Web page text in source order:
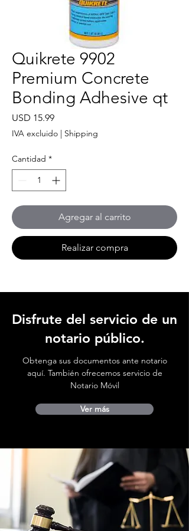
Quikrete 9902
Premium Concrete
Bonding Adhesive qt
USD 15.99Precio
IVA excluido | Shipping
Cantidad *
Agregar al carrito
Realizar compra
Disfrute del servicio de un
notario público.
Obtenga sus documentos ante notario
aquí. También ofrecemos servicio de
Notario Móvil
Ver más